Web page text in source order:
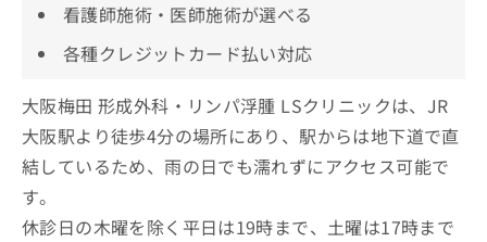
看護師施術・医師施術が選べる
各種クレジットカード払い対応
大阪梅田 形成外科・リンパ浮腫 LSクリニックは、JR
大阪駅より徒歩4分の場所にあり、駅からは地下道で直
結しているため、雨の日でも濡れずにアクセス可能で
す。
休診日の木曜を除く平日は19時まで、土曜は17時まで